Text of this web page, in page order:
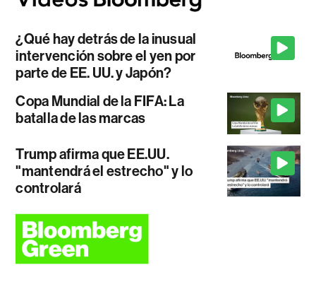
¿Qué hay detrás de la inusual
intervención sobre el yen por
parte de EE. UU. y Japón?
Copa Mundial de la FIFA: La
batalla de las marcas
Trump afirma que EE.UU.
"mantendrá el estrecho" y lo
controlará